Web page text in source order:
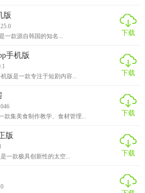
版
一款源自韩国的知名...
下载
手机版
版是一款专注于短剧内容...
下载
款集美食制作教学、食材管理...
下载
版
一款极具创新性的太空...
下载